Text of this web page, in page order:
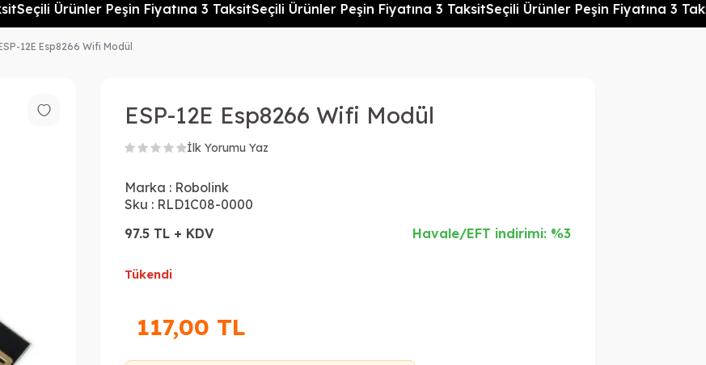
Seçili Ürünler Peşin Fiyatına 3 TaksitSeçili Ürünler Peşin Fiyatına 3 TaksitSeçili Ürünler Peşin Fiyatına 3
12E Esp8266 Wifi Modül
ESP-12E Esp8266 Wifi Modül
İlk Yorumu Yaz
Marka : Robolink
Sku : RLD1C08-0000
97.5 TL + KDV
Havale/EFT indirimi: %3
Tükendi
117,00 TL